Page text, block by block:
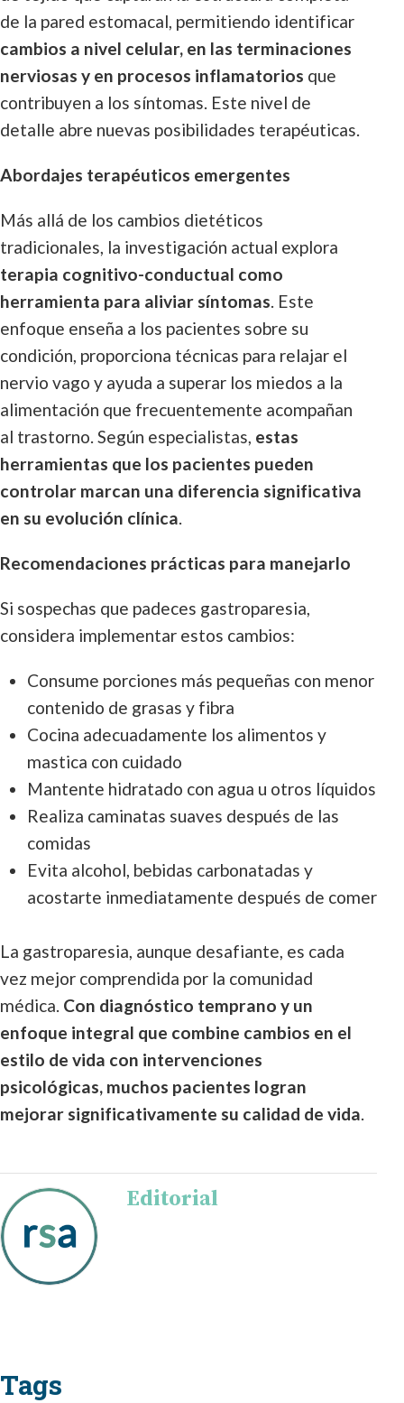
de la pared estomacal, permitiendo identificar
cambios a nivel celular, en las terminaciones
nerviosas y en procesos inflamatorios que
contribuyen a los síntomas. Este nivel de
detalle abre nuevas posibilidades terapéuticas.
Abordajes terapéuticos emergentes
Más allá de los cambios dietéticos
tradicionales, la investigación actual explora
terapia cognitivo-conductual como
herramienta para aliviar síntomas. Este
enfoque enseña a los pacientes sobre su
condición, proporciona técnicas para relajar el
nervio vago y ayuda a superar los miedos a la
alimentación que frecuentemente acompañan
al trastorno. Según especialistas, estas
herramientas que los pacientes pueden
controlar marcan una diferencia significativa
en su evolución clínica.
Recomendaciones prácticas para manejarlo
Si sospechas que padeces gastroparesia,
considera implementar estos cambios:
Consume porciones más pequeñas con menor
contenido de grasas y fibra
Cocina adecuadamente los alimentos y
mastica con cuidado
Mantente hidratado con agua u otros líquidos
Realiza caminatas suaves después de las
comidas
Evita alcohol, bebidas carbonatadas y
acostarte inmediatamente después de comer
La gastroparesia, aunque desafiante, es cada
vez mejor comprendida por la comunidad
médica. Con diagnóstico temprano y un
enfoque integral que combine cambios en el
estilo de vida con intervenciones
psicológicas, muchos pacientes logran
mejorar significativamente su calidad de vida.
Editorial
Tags